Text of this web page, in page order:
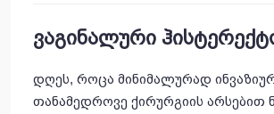
ვაგინალური
დღეს, როცა მინიმალურად
თანამედროვე ქირურგიის არსებით